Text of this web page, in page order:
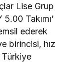
Lise Grup
Takımı’
ederek
birincisi, hız